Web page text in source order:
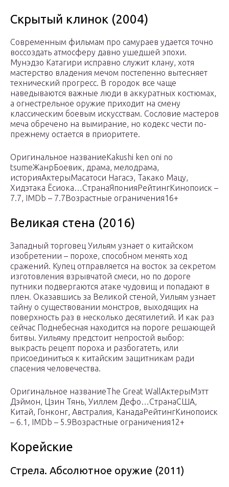
Скрытый клинок (2004)
Современным фильмам про самураев удается точно
воссоздать атмосферу давно ушедшей эпохи.
Мунэдзо Катагири исправно служит клану, хотя
мастерство владения мечом постепенно вытесняет
технический прогресс. В городок все чаще
наведываются важные люди в аккуратных костюмах,
а огнестрельное оружие приходит на смену
классическим боевым искусствам. Сословие мастеров
меча обречено на вымирание, но кодекс чести по-
прежнему остается в приоритете.
Оригинальное названиеKakushi ken oni no
tsumeЖанрБоевик, драма, мелодрама,
историяАктерыМасатоси Нагасэ, Такако Мацу,
Хидэтака Ёсиока…СтранаЯпонияРейтингКинопоиск –
7.7, IMDb – 7.7Возрастные ограничения16+
Великая стена (2016)
Западный торговец Уильям узнает о китайском
изобретении – порохе, способном менять ход
сражений. Купец отправляется на восток за секретом
изготовления взрывчатой смеси, но по дороге
путники подвергаются атаке чудовищ и попадают в
плен. Оказавшись за Великой стеной, Уильям узнает
тайну о существовании монстров, выходящих на
поверхность раз в несколько десятилетий. И как раз
сейчас Поднебесная находится на пороге решающей
битвы. Уильяму предстоит непростой выбор:
выкрасть рецепт пороха и разбогатеть, или
присоединиться к китайским защитникам ради
спасения человечества.
Оригинальное названиеThe Great WallАктерыМэтт
Дэймон, Цзин Тянь, Уиллем Дефо…СтранаСША,
Китай, Гонконг, Австралия, КанадаРейтингКинопоиск
– 6.1, IMDb – 5.9Возрастные ограничения12+
Корейские
Стрела. Абсолютное оружие (2011)